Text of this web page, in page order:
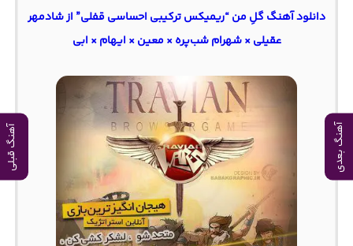
آهنگ بعدی آهنگ قبلی
دانلود آهنگ گلِ من “ریمیکس ترکیبی احساسی قفلی” از شادمهر
عقیلی × شهرام شب‌پره × معین × ایهام × ابی